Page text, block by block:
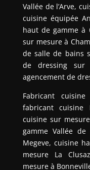
Vallée de l’Arve,
cuisine équipée
haut de gamme à
sur mesure à
de salle de bains
de dressing sur
agencement de
Fabricant
fabricant cuisine
cuisine sur
gamme Vallée
Megeve, cuisine
mesure La
mesure à